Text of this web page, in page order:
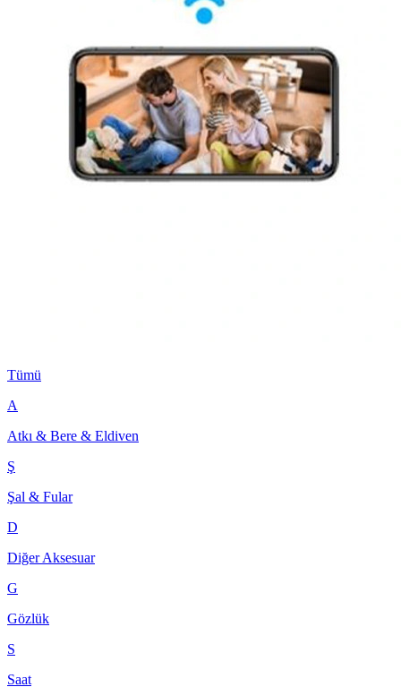
Tümü
A
Atkı & Bere & Eldiven
Ş
Şal & Fular
D
Diğer Aksesuar
G
Gözlük
S
Saat